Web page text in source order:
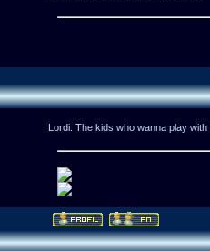
Lordi: The kids who wanna play with